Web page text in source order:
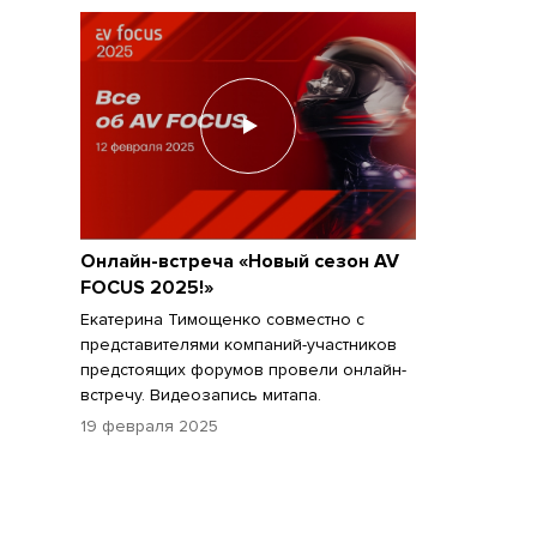
Онлайн-встреча «Новый сезон AV
FOCUS 2025!»
Екатерина Тимощенко совместно с
представителями компаний-участников
предстоящих форумов провели онлайн-
встречу. Видеозапись митапа.
19 февраля 2025